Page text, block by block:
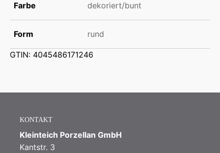
Farbe dekoriert/bunt
Form rund
GTIN: 4045486171246
KONTAKT
Kleinteich Porzellan GmbH
Kantstr. 3